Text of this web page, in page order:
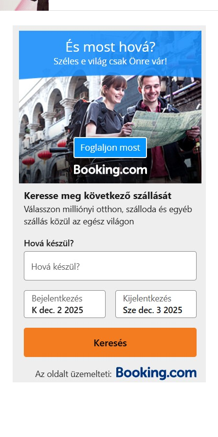
vásárolni. A digitális
tárcák tökéletesen
illeszkednek ebbe a
trendbe, mert egyszerre
több fizetési mód
használatát is lehetővé
teszik. A digitális tárcák
működhetnek úgy is mint
az Apple Pay vagy a
Google Pay esetében,
amelyekben a bankok és
pénzügyi szolgáltatók
tokenizált kártyáit
tarthatjuk, de úgy is mint
például a Zen.com-nál,
amely egy olyan
folyószámlát kínál, amely
többféle megoldással
feltölthető és
fedezetként szolgál
kártyás fizetéskor, legyen
szó online vagy fizikai
üzletben történő
vásárlásról”